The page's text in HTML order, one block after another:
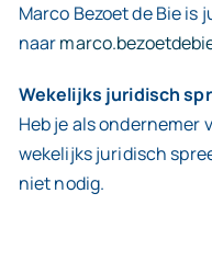
Marco Bezoet de Bie is
naar
Wekelijks juridisch
Heb je als ondernemer
wekelijks juridisch
niet nodig.